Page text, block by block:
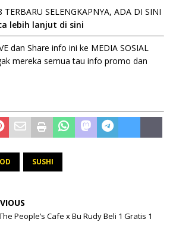
SELENGKAPNYA, ADA DI SINI
lebih lanjut di sini
dan Share info ini ke MEDIA SOSIAL
mereka semua tau info promo dan
SUSHI
People’s Cafe x Bu Rudy Beli 1 Gratis 1